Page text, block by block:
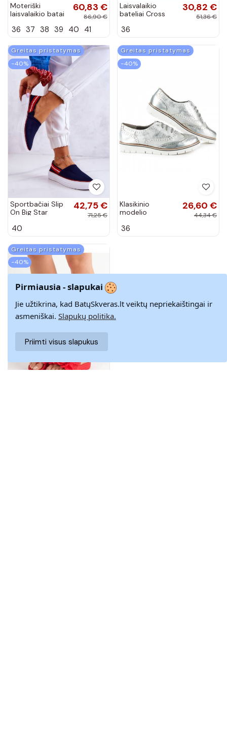
Moteriški
laisvalaikio batai
GG274005
spalvos
60,83 €
86,90 €
36 37 38 39 40 41
Laisvalaikio
bateliai Cross
spalvos
30,82 €
51,36 €
36
Greitas pristatymas
−40%
Sportbačiai Slip
On Big Star
mėlynos-
spalvos
42,75 €
71,25 €
40
Greitas pristatymas
−40%
Klasikinio
modelio
Kylie
26,60 €
44,34 €
36
Greitas pristatymas
−40%
Pirmiausia - slapukai
Jie užtikrina, kad BatųSkveras.lt veiktų nepriekaištingai ir
asmeniškai. Slapukų politika.
Priimti visus slapukus